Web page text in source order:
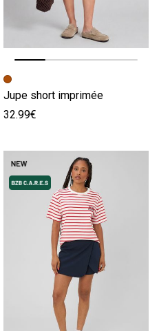
Image précédente
Image suivante
Jupe short imprimée
32.99€